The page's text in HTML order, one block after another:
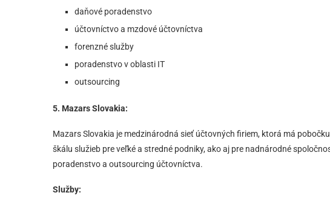
daňové poradenstvo
účtovníctvo a mzdové účtovníctva
forenzné služby
poradenstvo v oblasti IT
outsourcing
5. Mazars Slovakia:
Mazars Slovakia je medzinárodná sieť účtovných firiem, ktorá má
škálu služieb pre veľké a stredné podniky, ako aj pre nadnárodné
poradenstvo a outsourcing účtovníctva.
Služby: